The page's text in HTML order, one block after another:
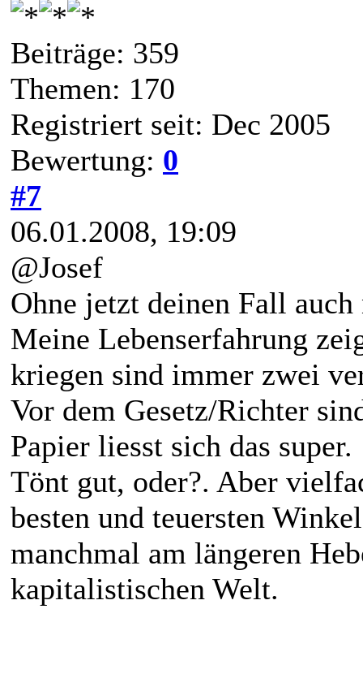
Beiträge: 359
Themen: 170
Registriert seit: Dec 2005
Bewertung: 0
#7
06.01.2008, 19:09
@Josef
Ohne jetzt deinen Fall
Meine Lebenserfahrung
kriegen sind immer zwei
Vor dem Gesetz/Richter
Papier liesst sich das super.
Tönt gut, oder?. Aber
besten und teuersten
manchmal am längeren
kapitalistischen Welt.